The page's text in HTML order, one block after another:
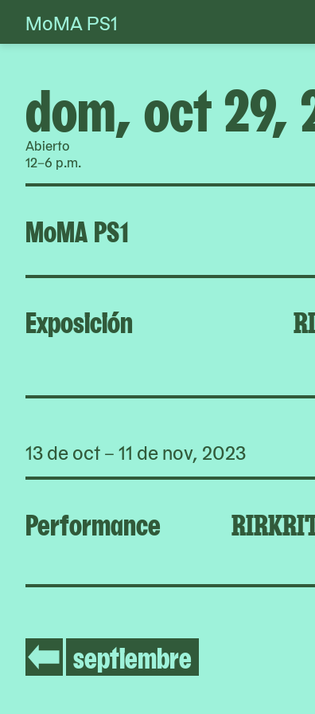
Skip
to
MoMA PS1
dom, oct 29,
Abierto
12–6 p.m.
MoMA PS1
Exposición
13 de oct – 11 de nov, 2023
Performance
septiembre